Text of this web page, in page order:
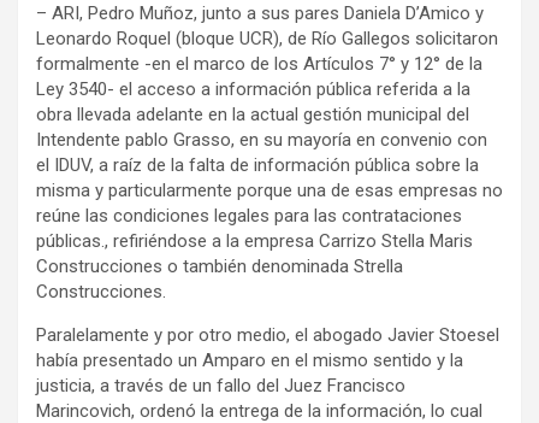
– ARI, Pedro Muñoz, junto a sus pares Daniela D’Amico y
Leonardo Roquel (bloque UCR), de Río Gallegos solicitaron
formalmente -en el marco de los Artículos 7° y 12° de la
Ley 3540- el acceso a información pública referida a la
obra llevada adelante en la actual gestión municipal del
Intendente pablo Grasso, en su mayoría en convenio con
el IDUV, a raíz de la falta de información pública sobre la
misma y particularmente porque una de esas empresas no
reúne las condiciones legales para las contrataciones
públicas., refiriéndose a la empresa Carrizo Stella Maris
Construcciones o también denominada Strella
Construcciones.
Paralelamente y por otro medio, el abogado Javier Stoesel
había presentado un Amparo en el mismo sentido y la
justicia, a través de un fallo del Juez Francisco
Marincovich, ordenó la entrega de la información, lo cual